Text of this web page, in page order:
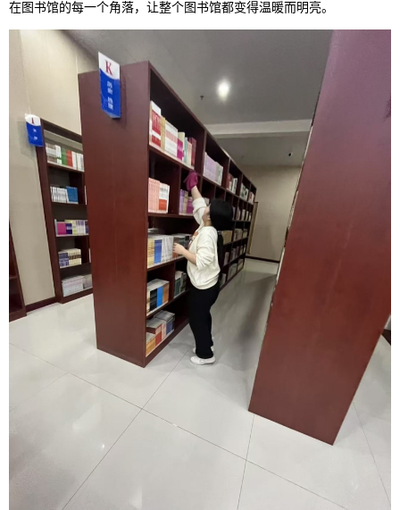
在图书馆的每一个角落，让整个图书馆都变得温暖而明亮。